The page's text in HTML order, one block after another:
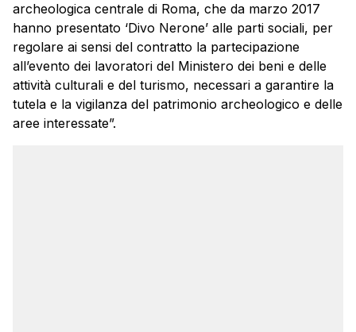
archeologica centrale di Roma, che da marzo 2017
hanno presentato ‘Divo Nerone’ alle parti sociali, per
regolare ai sensi del contratto la partecipazione
all’evento dei lavoratori del Ministero dei beni e delle
attività culturali e del turismo, necessari a garantire la
tutela e la vigilanza del patrimonio archeologico e delle
aree interessate”.